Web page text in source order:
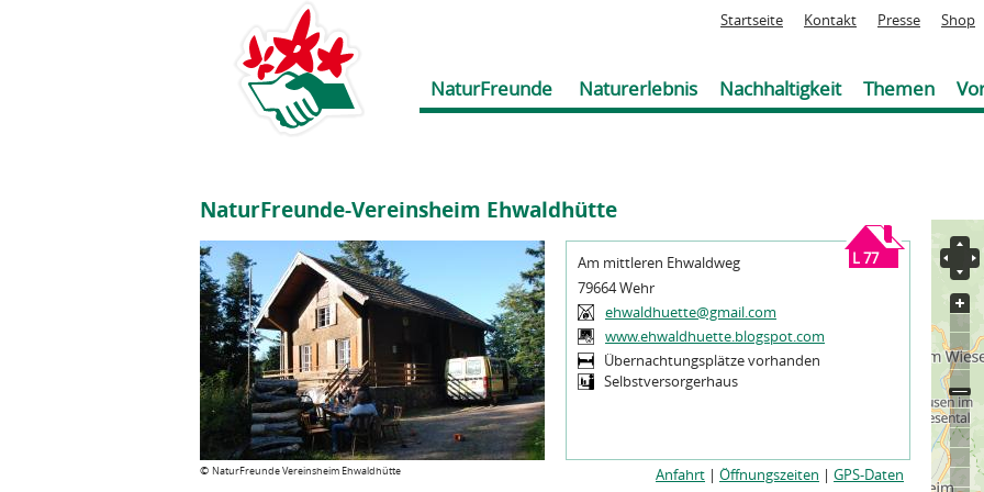
Jump to navigation
Startseite Kontakt Presse Shop
NaturFreunde Naturerlebnis Nachhaltigkeit Themen
NaturFreunde-Vereinsheim Ehwaldhütte
© NaturFreunde Vereinsheim Ehwaldhütte
L 77
Am mittleren Ehwaldweg
79664 Wehr
ehwaldhuette@gmail.com
www.ehwaldhuette.blogspot.com
Übernachtungsplätze vorhanden
Selbstversorgerhaus
Anfahrt | Öffnungszeiten | GPS-Daten
sind
hier